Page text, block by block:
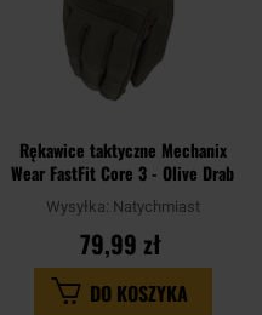
Rękawice taktyczne Mechanix
Wear FastFit Core 3 - Olive Drab
Wysyłka: Natychmiast
79,99 zł
DO KOSZYKA